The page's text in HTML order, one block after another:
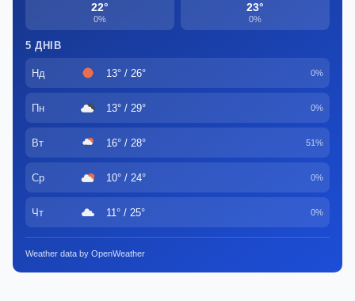
22°
0%
23°
0%
5 ДНІВ
Нд 13° / 26° 0%
Пн 13° / 29° 0%
Вт 16° / 28° 51%
Ср 10° / 24° 0%
Чт 11° / 25° 0%
Weather data by OpenWeather